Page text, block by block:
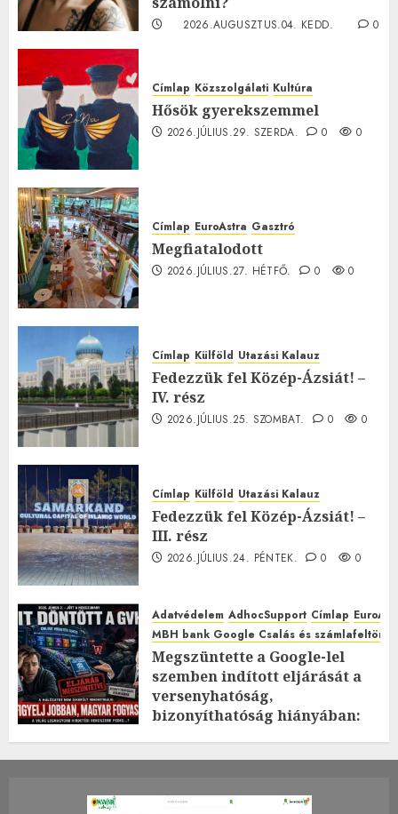
2026.AUGUSZTUS.04. KEDD.
0
Címlap Közszolgálati Kultúra
Hősök gyerekszemmel
2026.JÚLIUS.29. SZERDA. 0 0
Címlap EuroAstra Gasztró
Megfiatalodott
2026.JÚLIUS.27. HÉTFŐ. 0 0
Címlap Külföld Utazási Kalauz
Fedezzük fel Közép-Ázsiát! –
IV. rész
2026.JÚLIUS.25. SZOMBAT. 0 0
Címlap Külföld Utazási Kalauz
Fedezzük fel Közép-Ázsiát! –
III. rész
2026.JÚLIUS.24. PÉNTEK. 0 0
Adatvédelem AdhocSupport Címlap
MBH bank Google Csalás és
Megszüntette a Google-lel
szemben indított eljárását a
versenyhatóság,
bizonyíthatóság hiányában:
2026.JÚLIUS.23. CSÜTÖRTÖK.
0